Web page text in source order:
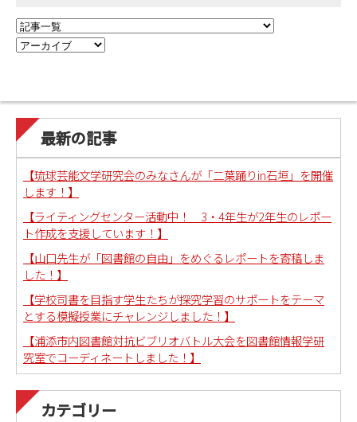
最新の記事
【琉球芸能文学研究会のみなさんが「二葉踊りin石垣」を開催
します！】
【ライティングセンター活動中！ 3・4年生が2年生のレポー
ト作成を支援しています！】
【山口先生が「図書館の自由」をめぐるレポートを寄稿しま
した！】
【学校司書を目指す学生たちが探究学習のサポートをテーマ
とする模擬授業にチャレンジしました！】
【浦添市内図書館対抗ビブリオバトル大会を図書館情報学研
究室でコーディネートしました！】
カテゴリー